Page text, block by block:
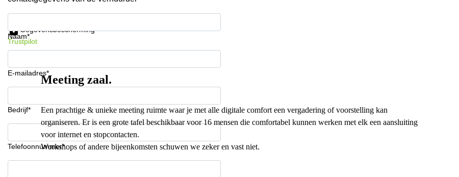
Naam*
E-mailadres*
Bedrijf*
Telefoonnummer*
Gegevensbescherming
Trustpilot
Meeting zaal.
Een prachtige & unieke meeting ruimte waar je met alle digitale comfort een vergadering of voorstelling kan
organiseren. Er is een grote tafel beschikbaar voor 16 mensen die comfortabel kunnen werken met elk een aansluiting
voor internet en stopcontacten.
Workshops of andere bijeenkomsten schuwen we zeker en vast niet.